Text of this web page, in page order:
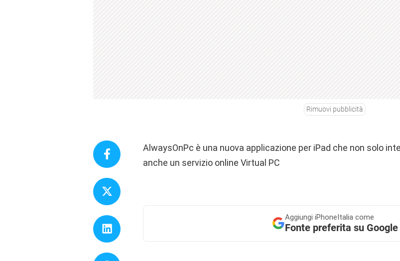
Rimuovi pubblicità
AlwaysOnPc è una nuova applicazione per iPad che non solo
anche un servizio online Virtual PC
Aggiungi iPhoneItalia come
Fonte preferita su Google